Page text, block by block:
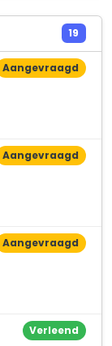
19
Aangevraagd
Aangevraagd
Aangevraagd
Verleend